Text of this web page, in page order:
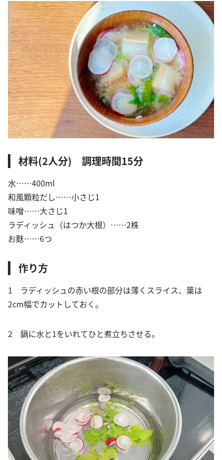
材料(2人分) 調理時間15分
水……400ml
和風顆粒だし……小さじ1
味噌……大さじ1
ラディッシュ（はつか大根）……2株
お麩……6つ
作り方
1 ラディッシュの赤い根の部分は薄くスライス、葉は
2cm幅でカットしておく。
2 鍋に水と1をいれてひと煮立ちさせる。